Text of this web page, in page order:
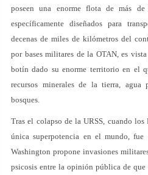
poseen una enorme flota de más
específicamente diseñados para
decenas de miles de kilómetros del
por bases militares de la OTAN, es
botín dado su enorme territorio en el
recursos minerales de la tierra,
bosques.
Tras el colapso de la URSS, cuando
única superpotencia en el mundo,
Washington propone invasiones
psicosis entre la opinión pública de